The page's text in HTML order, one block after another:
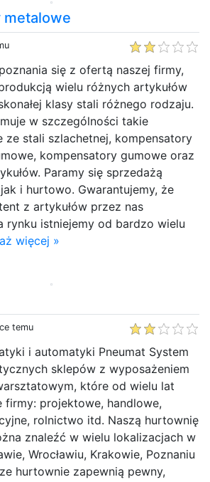
metalowe
się z ofertą naszej firmy,
wielu różnych artykułów
klasy stali różnego rodzaju.
w szczególności takie
ze stali szlachetnej, kompensatory
kompensatory gumowe oraz
Paramy się sprzedażą
i hurtowo. Gwarantujemy, że
z artykułów przez nas
rynku istniejemy od bardzo wielu
więcej »
temu
i automatyki Pneumat System
sklepów z wyposażeniem
które od wielu lat
firmy: projektowe, handlowe,
rolnictwo itd. Naszą hurtownię
znaleźć w wielu lokalizacjach w
Wrocławiu, Krakowie, Poznaniu
hurtownie zapewnią pewny,